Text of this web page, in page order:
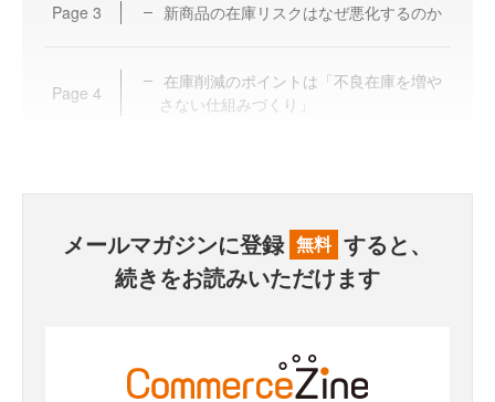
Page 3 新商品の在庫リスクはなぜ悪化するのか
Page 4
在庫削減のポイントは「不良在庫を増や
さない仕組みづくり」
メールマガジンに登録 無料 すると、
続きをお読みいただけます